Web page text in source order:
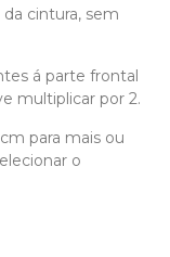
cintura, sem
á parte frontal
multiplicar por 2.
para mais ou
o